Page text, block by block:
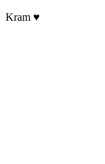
Kram ♥